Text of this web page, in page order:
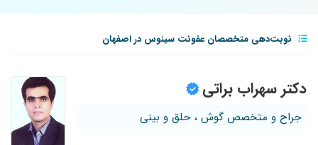
نوبت‌دهی متخصصان عفونت سینوس در اصفهان
دکتر سهراب براتی
جراح و متخصص گوش ، حلق و بینی